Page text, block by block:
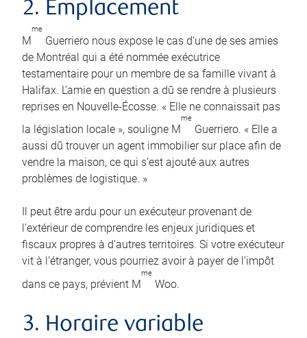
2. Emplacement
M
me
Guerriero nous expose le cas d’une de ses amies
de Montréal qui a été nommée exécutrice
testamentaire pour un membre de sa famille vivant à
Halifax. L’amie en question a dû se rendre à plusieurs
reprises en Nouvelle-Écosse. « Elle ne connaissait pas
la législation locale », souligne M
me
Guerriero. « Elle a
aussi dû trouver un agent immobilier sur place afin de
vendre la maison, ce qui s’est ajouté aux autres
problèmes de logistique. »
Il peut être ardu pour un exécuteur provenant de
l’extérieur de comprendre les enjeux juridiques et
fiscaux propres à d’autres territoires. Si votre exécuteur
vit à l’étranger, vous pourriez avoir à payer de l’impôt
dans ce pays, prévient M
me
Woo.
3. Horaire variable